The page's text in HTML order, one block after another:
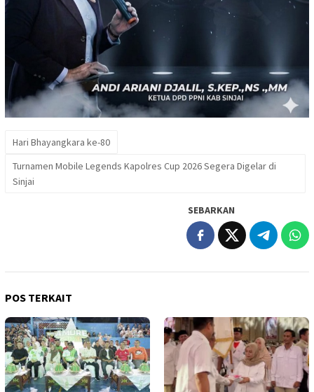
Hari Bhayangkara ke-80
Turnamen Mobile Legends Kapolres Cup 2026 Segera Digelar di
Sinjai
SEBARKAN
POS TERKAIT